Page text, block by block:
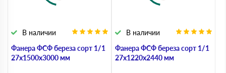
Фанера ФСФ береза сорт 1/1
27х1500х3000 мм
В наличии
Фанера ФСФ береза сорт 1/1
27х1220х2440 мм
В наличии